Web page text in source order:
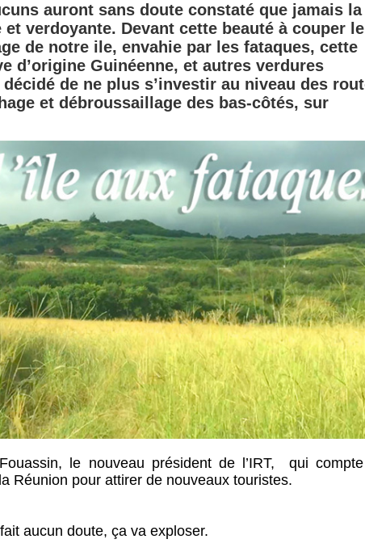
auront sans doute constaté que jamais la
verdoyante. Devant cette beauté à couper le
de notre ile, envahie par les fataques, cette
d’origine Guinéenne, et autres verdures
de ne plus s’investir au niveau des
et débroussaillage des bas-côtés, sur
le nouveau président de l’IRT, qui
Réunion pour attirer de nouveaux touristes.
aucun doute, ça va exploser.